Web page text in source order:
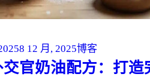
8 12 月, 2025博客
官奶油配方：打造